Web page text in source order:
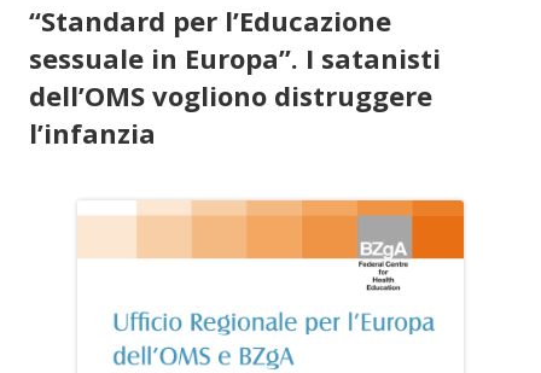
“Standard per l’Educazione
sessuale in Europa”. I satanisti
dell’OMS vogliono distruggere
l’infanzia